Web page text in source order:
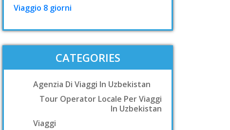
Viaggio 8 giorni
CATEGORIES
Agenzia Di Viaggi In Uzbekistan
Tour Operator Locale Per Viaggi
In Uzbekistan
Viaggi